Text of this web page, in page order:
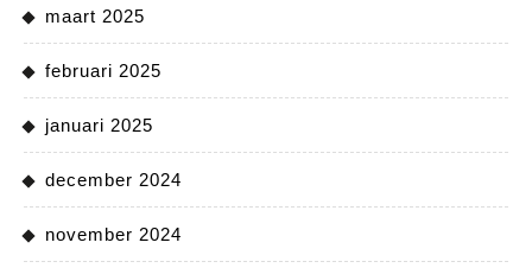
maart 2025
februari 2025
januari 2025
december 2024
november 2024